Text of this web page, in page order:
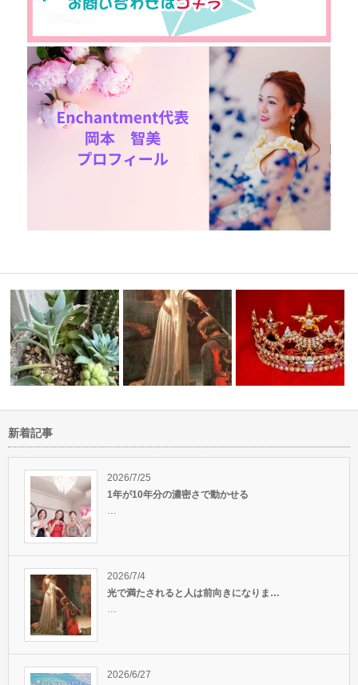
界が現
人気のキングソロモンヒーリン
進化成長する正しい選択
新着記事
2026/7/25
1年が10年分の濃密さで動かせる
…
2026/7/4
光で満たされると人は前向きになりま…
…
2026/6/27